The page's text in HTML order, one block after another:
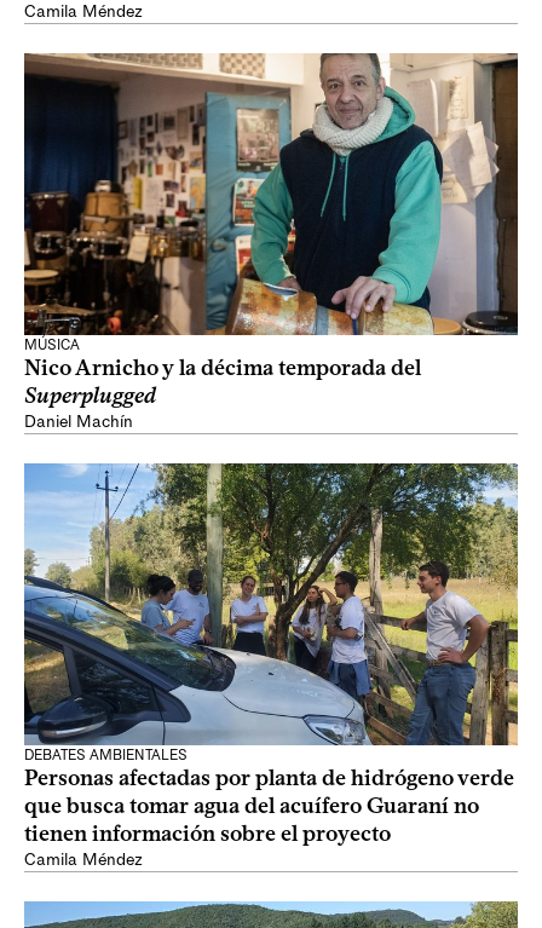
Camila Méndez
MÚSICA
Nico Arnicho y la décima temporada del
Superplugged
Daniel Machín
DEBATES AMBIENTALES
Personas afectadas por planta de hidrógeno verde
que busca tomar agua del acuífero Guaraní no
tienen información sobre el proyecto
Camila Méndez